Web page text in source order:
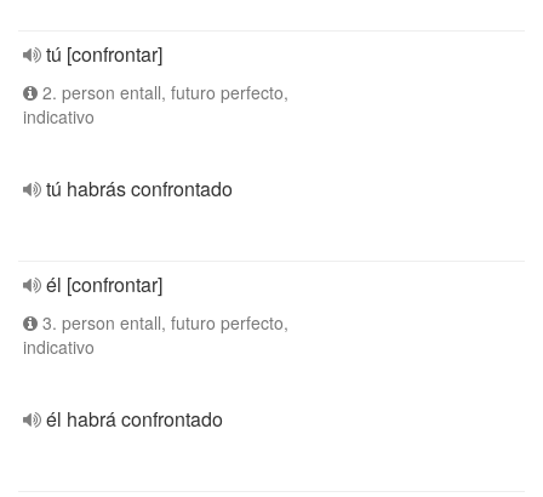
tú [confrontar]
2. person entall, futuro perfecto,
indicativo
tú habrás confrontado
él [confrontar]
3. person entall, futuro perfecto,
indicativo
él habrá confrontado